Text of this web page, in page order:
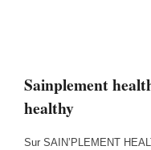
Sainplement
healthy
Sur SAIN’PLEMENT